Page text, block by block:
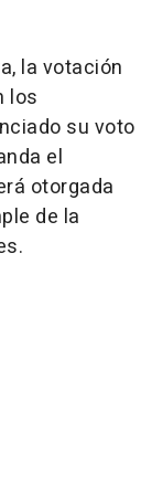
la votación
los
su voto
el
otorgada
de la